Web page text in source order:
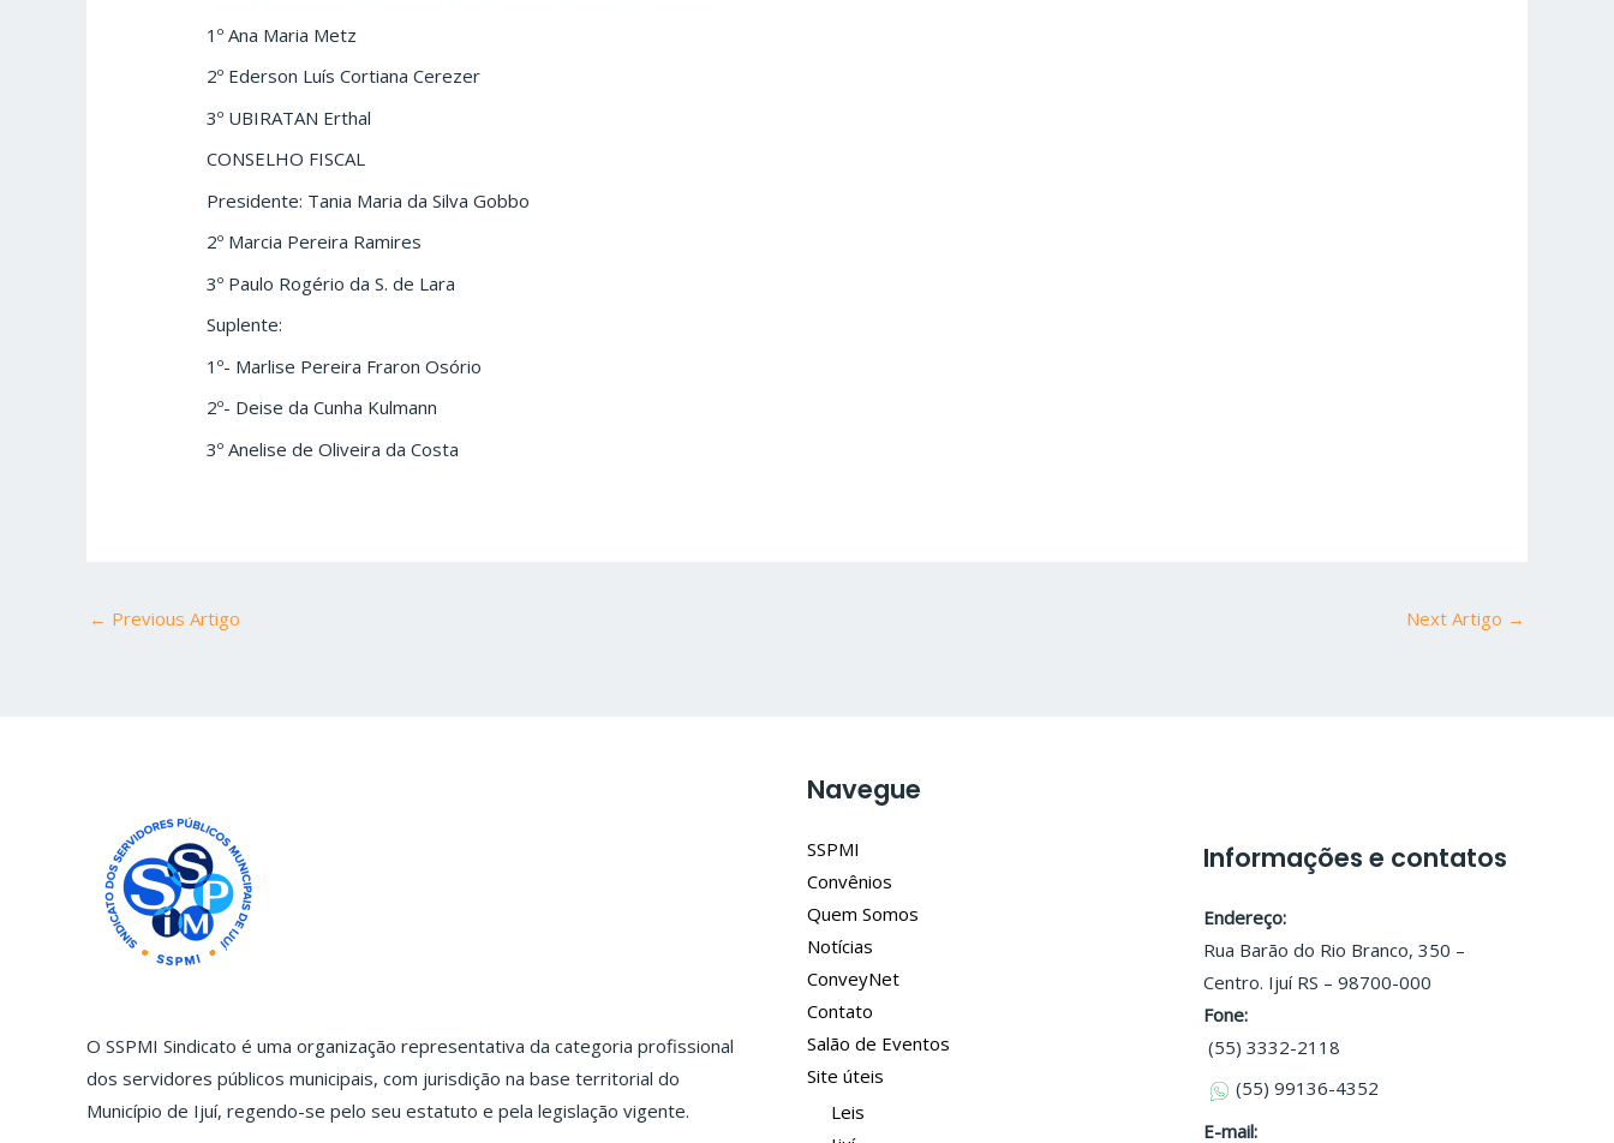
1º Ana Maria Metz
2º Ederson Luís Cortiana Cerezer
3º UBIRATAN Erthal
CONSELHO FISCAL
Presidente: Tania Maria da Silva Gobbo
2º Marcia Pereira Ramires
3º Paulo Rogério da S. de Lara
Suplente:
1º- Marlise Pereira Fraron Osório
2º- Deise da Cunha Kulmann
3º Anelise de Oliveira da Costa
← Previous Artigo Next Artigo →
O SSPMI Sindicato é uma organização representativa da categoria profissional
dos servidores públicos municipais, com jurisdição na base territorial do
Município de Ijuí, regendo-se pelo seu estatuto e pela legislação vigente.
Navegue
SSPMI
Convênios
Quem Somos
Notícias
ConveyNet
Contato
Salão de Eventos
Site úteis
Leis
Informações e contatos
Endereço:
Rua Barão do Rio Branco, 350 –
Centro. Ijuí RS – 98700-000
Fone:
(55) 3332-2118
(55) 99136-4352
E-mail: